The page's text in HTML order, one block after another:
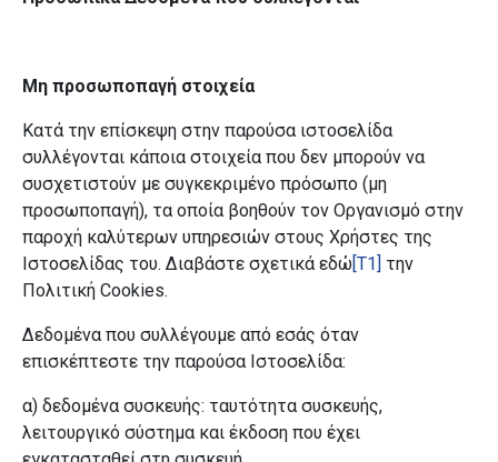
Μη προσωποπαγή στοιχεία
Κατά την επίσκεψη στην παρούσα ιστοσελίδα
συλλέγονται κάποια στοιχεία που δεν μπορούν να
συσχετιστούν με συγκεκριμένο πρόσωπο (μη
προσωποπαγή), τα οποία βοηθούν τον Οργανισμό στην
παροχή καλύτερων υπηρεσιών στους Χρήστες της
Ιστοσελίδας του. Διαβάστε σχετικά εδώ[T1] την
Πολιτική Cookies.
Δεδομένα που συλλέγουμε από εσάς όταν
επισκέπτεστε την παρούσα Ιστοσελίδα:
α) δεδομένα συσκευής: ταυτότητα συσκευής,
λειτουργικό σύστημα και έκδοση που έχει